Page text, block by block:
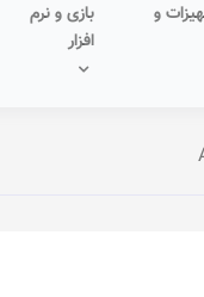
و
بازی و نرم
افزار